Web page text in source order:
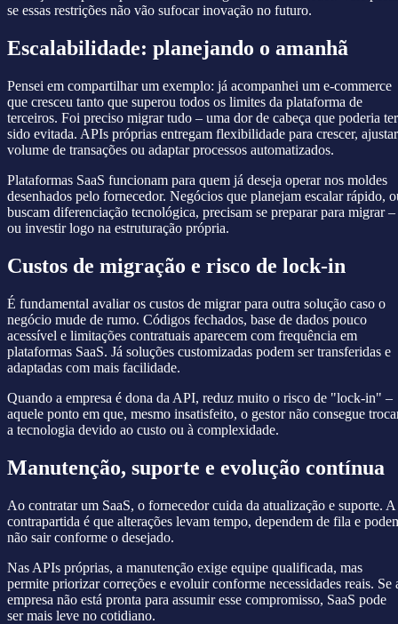
se essas restrições não vão sufocar inovação no futuro.
Escalabilidade: planejando o amanhã
Pensei em compartilhar um exemplo: já acompanhei um e-commerce
que cresceu tanto que superou todos os limites da plataforma de
terceiros. Foi preciso migrar tudo – uma dor de cabeça que poderia ter
sido evitada. APIs próprias entregam flexibilidade para crescer, ajustar
volume de transações ou adaptar processos automatizados.
Plataformas SaaS funcionam para quem já deseja operar nos moldes
desenhados pelo fornecedor. Negócios que planejam escalar rápido,
buscam diferenciação tecnológica, precisam se preparar para migrar –
ou investir logo na estruturação própria.
Custos de migração e risco de lock-in
É fundamental avaliar os custos de migrar para outra solução caso o
negócio mude de rumo. Códigos fechados, base de dados pouco
acessível e limitações contratuais aparecem com frequência em
plataformas SaaS. Já soluções customizadas podem ser transferidas e
adaptadas com mais facilidade.
Quando a empresa é dona da API, reduz muito o risco de "lock-in" –
aquele ponto em que, mesmo insatisfeito, o gestor não consegue
a tecnologia devido ao custo ou à complexidade.
Manutenção, suporte e evolução contínua
Ao contratar um SaaS, o fornecedor cuida da atualização e suporte. A
contrapartida é que alterações levam tempo, dependem de fila e
não sair conforme o desejado.
Nas APIs próprias, a manutenção exige equipe qualificada, mas
permite priorizar correções e evoluir conforme necessidades reais. Se
empresa não está pronta para assumir esse compromisso, SaaS pode
ser mais leve no cotidiano.